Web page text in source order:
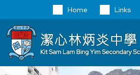
Skip to main content Links
Home